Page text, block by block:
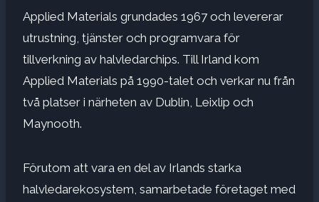
Applied Materials grundades 1967 och levererar
utrustning, tjänster och programvara för
tillverkning av halvledarchips. Till Irland kom
Applied Materials på 1990-talet och verkar nu från
två platser i närheten av Dublin, Leixlip och
Maynooth.
Förutom att vara en del av Irlands starka
halvledarekosystem, samarbetade företaget med